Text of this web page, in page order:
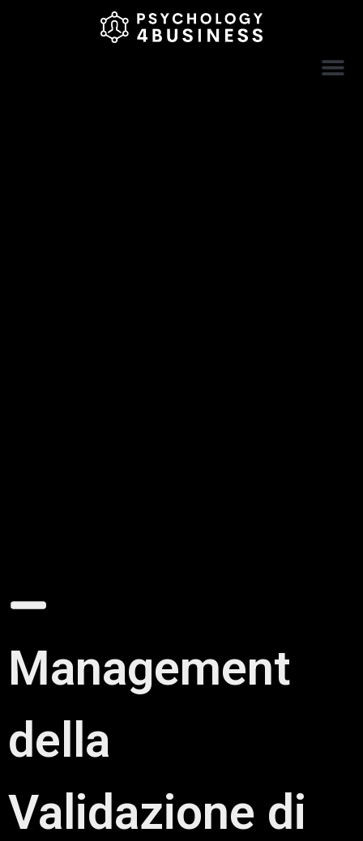
Management
della
Validazione di